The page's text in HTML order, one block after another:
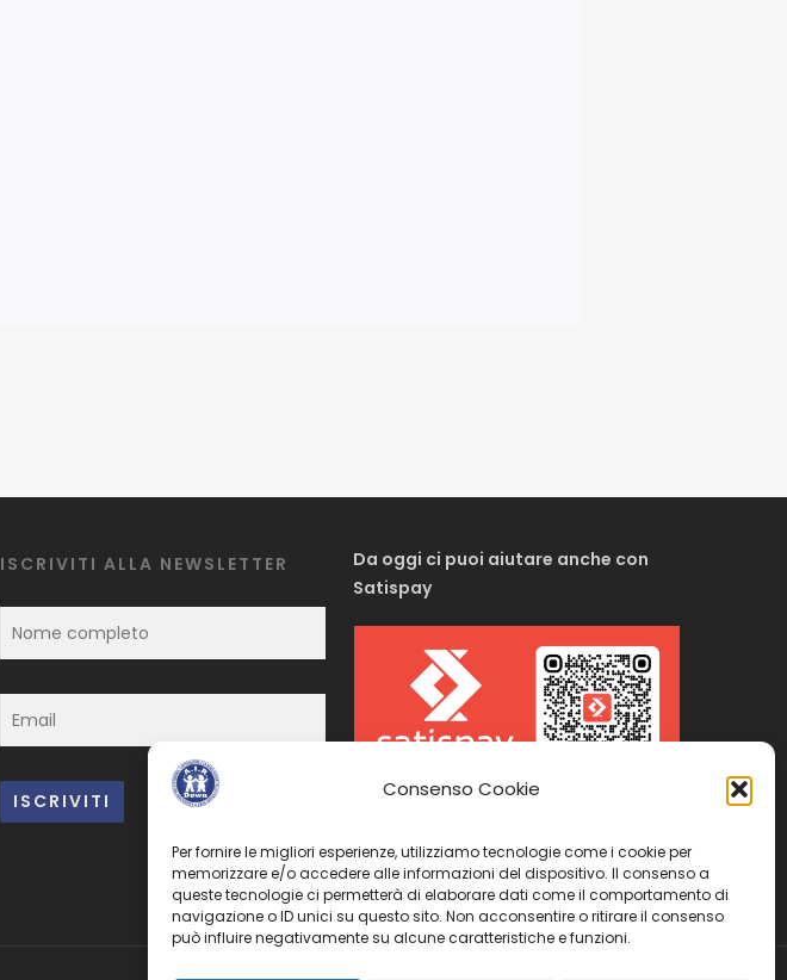
Consenso Cookie
Per fornire le migliori esperienze, utilizziamo tecnologie come i cookie per
memorizzare e/o accedere alle informazioni del dispositivo. Il consenso a
queste tecnologie ci permetterà di elaborare dati come il comportamento di
navigazione o ID unici su questo sito. Non acconsentire o ritirare il consenso
può influire negativamente su alcune caratteristiche e funzioni.
ISCRIVITI ALLA NEWSLETTER
Da oggi ci puoi aiutare anche con
Satispay
sentiti libero di inserire la cifra che
vuoi. Grazie!